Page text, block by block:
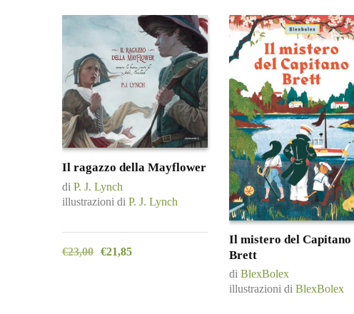
Il ragazzo della Mayflower
di P. J. Lynch
illustrazioni di P. J. Lynch
€23,00 €21,85
Il mistero del Capitano
Brett
di BlexBolex
illustrazioni di BlexBolex